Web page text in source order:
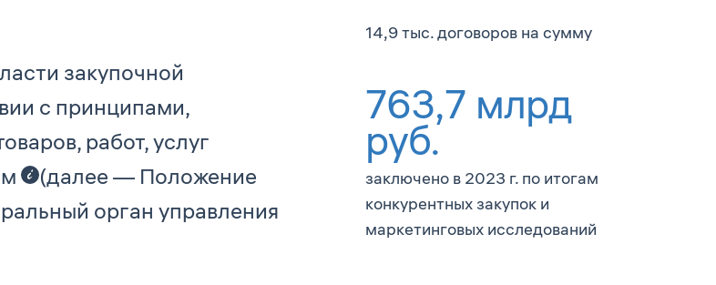
закупочной
с принципами,
работ, услуг
(далее — Положение
орган управления
14,9 тыс. договоров на сумму
763,7 млрд
руб.
заключено в 2023 г. по итогам
конкурентных закупок и
маркетинговых исследований